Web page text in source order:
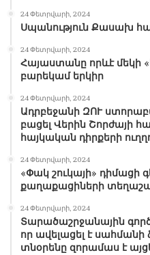
24 Փետրվարի, 2024
Սպանություն Քասախ
24 Փետրվարի, 2024
Հայաստանը որևէ մեկի
բարեկամ երկիր
24 Փետրվարի, 2024
Ադրբեջանի ԶՈՒ
բացել Վերին Շորժայի
հայկական դիրքերի
24 Փետրվարի, 2024
«Փակ շուկայի» դիմացի
քաղաքացիների
24 Փետրվարի, 2024
Տարածաշրջանային
որ ավելացել է սահմանի
տնօրենը զորամաս է